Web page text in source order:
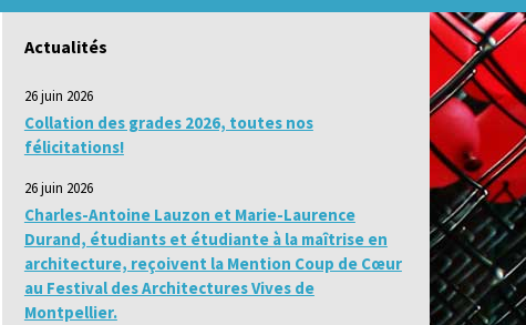
Actualités
26 juin 2026
Collation des grades 2026, toutes nos
félicitations!
26 juin 2026
Charles-Antoine Lauzon et Marie-Laurence
Durand, étudiants et étudiante à la maîtrise en
architecture, reçoivent la Mention Coup de Cœur
au Festival des Architectures Vives de
Montpellier.